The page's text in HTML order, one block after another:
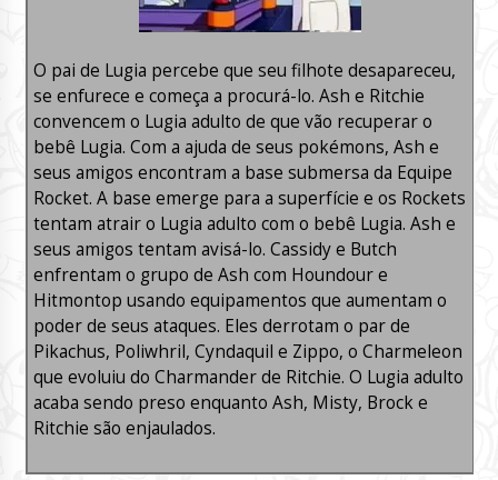
O pai de Lugia percebe que seu filhote desapareceu,
se enfurece e começa a procurá-lo. Ash e Ritchie
convencem o Lugia adulto de que vão recuperar o
bebê Lugia. Com a ajuda de seus pokémons, Ash e
seus amigos encontram a base submersa da Equipe
Rocket. A base emerge para a superfície e os Rockets
tentam atrair o Lugia adulto com o bebê Lugia. Ash e
seus amigos tentam avisá-lo. Cassidy e Butch
enfrentam o grupo de Ash com Houndour e
Hitmontop usando equipamentos que aumentam o
poder de seus ataques. Eles derrotam o par de
Pikachus, Poliwhril, Cyndaquil e Zippo, o Charmeleon
que evoluiu do Charmander de Ritchie. O Lugia adulto
acaba sendo preso enquanto Ash, Misty, Brock e
Ritchie são enjaulados.